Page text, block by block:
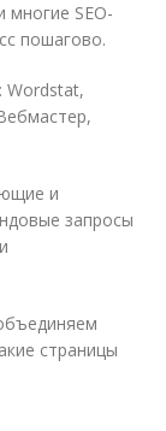
SEO-
пошагово.
Wordstat,
и
запросы
страницы